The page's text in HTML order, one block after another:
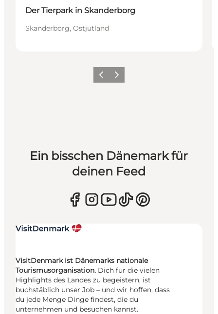
Der Tierpark in Skanderborg
Skanderborg, Ostjütland
ZurückWeiter
Ein bisschen Dänemark für
deinen Feed
VisitDenmark ist Dänemarks nationale
Tourismusorganisation. Dich für die vielen
Highlights des Landes zu begeistern, ist
buchstäblich unser Job – und wir hoffen, dass
du jede Menge Dinge findest, die du
unternehmen und besuchen kannst.